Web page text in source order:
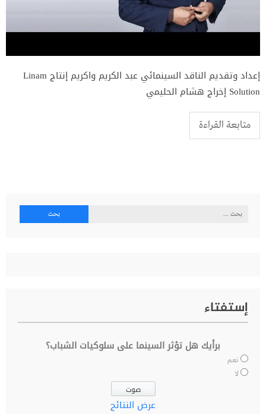
إعداد وتقديم الناقد السينمائي عبد الكريم واكريم إنتاج Linam
Solution إخراج هشام الحليمي
متابعة القراءة
البحث
إستفتاء
برأيك هل تؤثر السينما على سلوكيات الشباب؟
نعم
لا
عرض النتائج